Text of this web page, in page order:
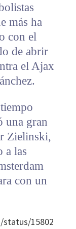
más ha
con el
de abrir
el Ajax
una gran
Zielinski,
a las
con un
15802